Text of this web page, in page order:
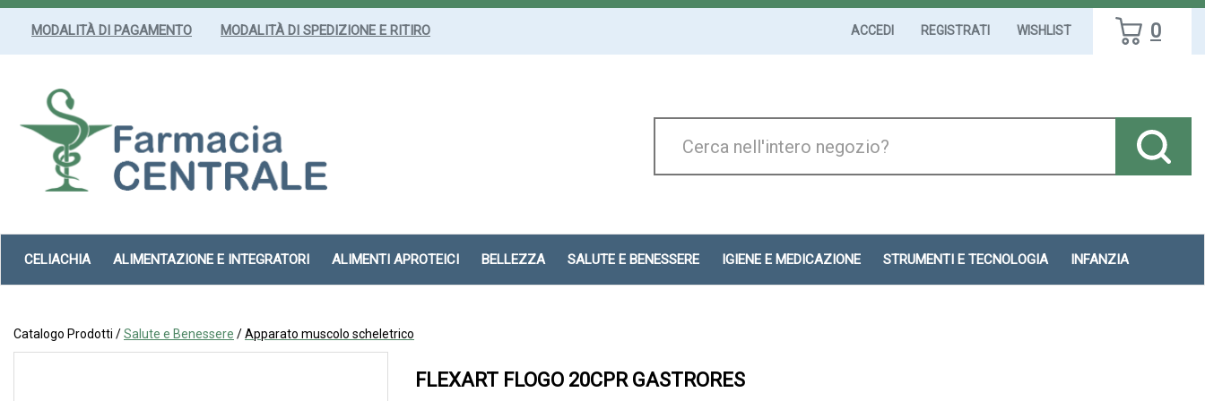
Passa
MODALITÀ DI PAGAMENTO MODALITÀ DI SPEDIZIONE E RITIRO ACCEDI REGISTRATI WISHLIST 0
Prodotto
CELIACHIA ALIMENTAZIONE E INTEGRATORI ALIMENTI APROTEICI BELLEZZA SALUTE E BENESSERE IGIENE E MEDICAZIONE STRUMENTI E TECNOLOGIA INFANZIA
Catalogo Prodotti /Salute e Benessere /Apparato muscolo scheletrico
FLEXART FLOGO 20CPR GASTRORES